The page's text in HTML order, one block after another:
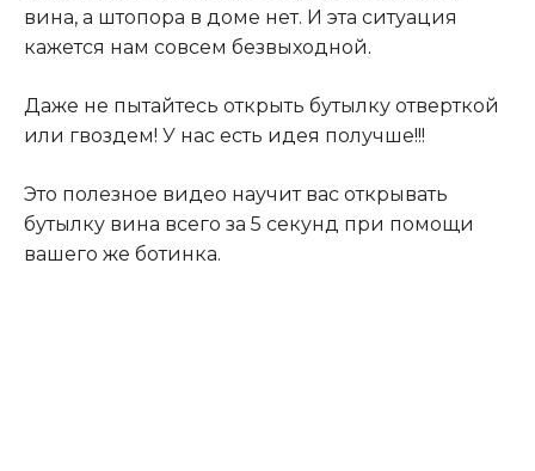
вина, а штопора в доме нет. И эта ситуация
кажется нам совсем безвыходной.
Даже не пытайтесь открыть бутылку отверткой
или гвоздем! У нас есть идея получше!!!
Это полезное видео научит вас открывать
бутылку вина всего за 5 секунд при помощи
вашего же ботинка.